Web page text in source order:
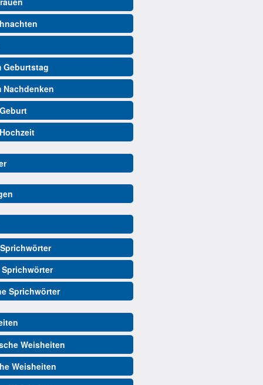
Geburtstag
Nachdenken
Sprichwörter
Weisheiten
Weisheiten